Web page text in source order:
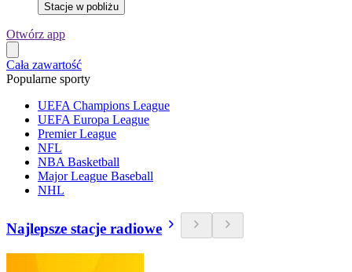
Stacje w pobliżu
Otwórz app
Cała zawartość
Popularne sporty
UEFA Champions League
UEFA Europa League
Premier League
NFL
NBA Basketball
Major League Baseball
NHL
Najlepsze stacje radiowe